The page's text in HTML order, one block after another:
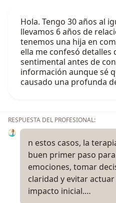
Hola. Tengo 30 años al
llevamos 6 años de
tenemos una hija en
ella me confesó detalles
sentimental antes de
información aunque sé
causado una profunda
RESPUESTA DEL PROFESIONAL:
n estos casos, la
buen primer paso
emociones, tomar
claridad y evitar
impacto inicial.…